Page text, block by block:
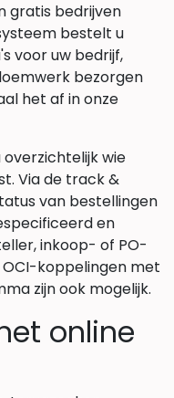
gratis bedrijven
bestelt u
voor uw bedrijf,
bezorgen
het af in onze
wie
Via de track &
van bestellingen
en
inkoop- of PO-
koppelingen met
zijn ook mogelijk.
online